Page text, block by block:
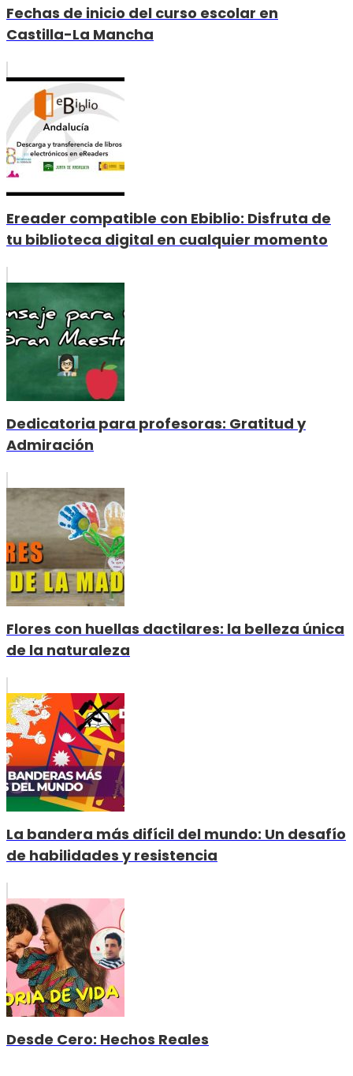
Fechas de inicio del curso escolar en
Castilla-La Mancha
Ereader compatible con Ebiblio: Disfruta de
tu biblioteca digital en cualquier momento
Dedicatoria para profesoras: Gratitud y
Admiración
Flores con huellas dactilares: la belleza única
de la naturaleza
La bandera más difícil del mundo: Un desafío
de habilidades y resistencia
Desde Cero: Hechos Reales